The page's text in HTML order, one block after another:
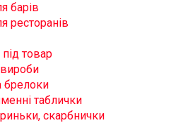
барів
ресторанів
товар
вироби
брелоки
таблички
скарбнички